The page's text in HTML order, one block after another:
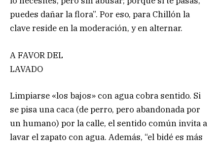
puedes dañar la flora”. Por eso, para Chillón la
clave reside en la moderación, y en alternar.
A FAVOR DEL
LAVADO
Limpiarse «los bajos» con agua cobra sentido. Si
se pisa una caca (de perro, pero abandonada por
un humano) por la calle, el sentido común invita a
lavar el zapato con agua. Además, “el bidé es más